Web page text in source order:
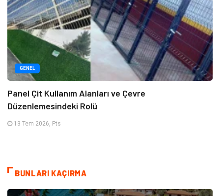
GENEL
Panel Çit Kullanım Alanları ve Çevre
Düzenlemesindeki Rolü
13 Tem 2026, Pts
BUNLARI KAÇIRMA